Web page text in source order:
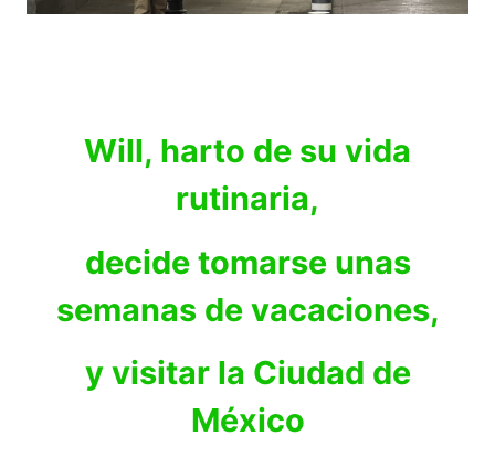
Will, harto de su vida
rutinaria,
decide tomarse unas
semanas de vacaciones,
y visitar la Ciudad de
México